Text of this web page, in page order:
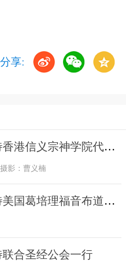
分享:
基督教全国两会接待香港信义宗神学院代表团
影：曹义楠
中国基督教两会接待美国葛培理福音布道会访问团
合圣经公会一行